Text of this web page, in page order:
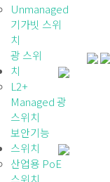
Unmanaged
기가빗 스위
치
광 스위
치
L2+
Managed 광
스위치
보안기능
스위치
산업용 PoE